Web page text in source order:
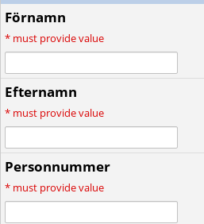
Förnamn
* must provide value
Efternamn
* must provide value
Personnummer
* must provide value